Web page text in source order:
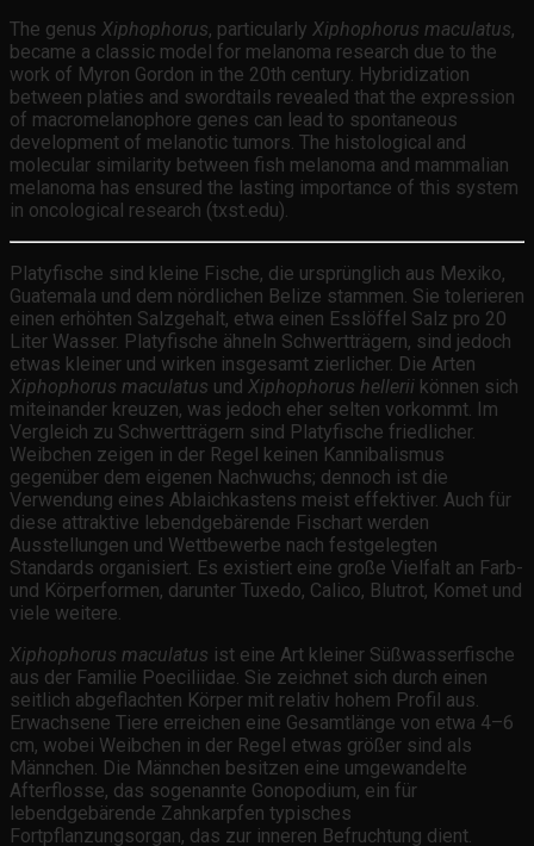
The genus Xiphophorus, particularly Xiphophorus maculatus,
became a classic model for melanoma research due to the
work of Myron Gordon in the 20th century. Hybridization
between platies and swordtails revealed that the expression
of macromelanophore genes can lead to spontaneous
development of melanotic tumors. The histological and
molecular similarity between fish melanoma and mammalian
melanoma has ensured the lasting importance of this system
in oncological research (txst.edu).
Platyfische sind kleine Fische, die ursprünglich aus Mexiko,
Guatemala und dem nördlichen Belize stammen. Sie tolerieren
einen erhöhten Salzgehalt, etwa einen Esslöffel Salz pro 20
Liter Wasser. Platyfische ähneln Schwertträgern, sind jedoch
etwas kleiner und wirken insgesamt zierlicher. Die Arten
Xiphophorus maculatus und Xiphophorus hellerii können sich
miteinander kreuzen, was jedoch eher selten vorkommt. Im
Vergleich zu Schwertträgern sind Platyfische friedlicher.
Weibchen zeigen in der Regel keinen Kannibalismus
gegenüber dem eigenen Nachwuchs; dennoch ist die
Verwendung eines Ablaichkastens meist effektiver. Auch für
diese attraktive lebendgebärende Fischart werden
Ausstellungen und Wettbewerbe nach festgelegten
Standards organisiert. Es existiert eine große Vielfalt an Farb-
und Körperformen, darunter Tuxedo, Calico, Blutrot, Komet und
viele weitere.
Xiphophorus maculatus ist eine Art kleiner Süßwasserfische
aus der Familie Poeciliidae. Sie zeichnet sich durch einen
seitlich abgeflachten Körper mit relativ hohem Profil aus.
Erwachsene Tiere erreichen eine Gesamtlänge von etwa 4–6
cm, wobei Weibchen in der Regel etwas größer sind als
Männchen. Die Männchen besitzen eine umgewandelte
Afterflosse, das sogenannte Gonopodium, ein für
lebendgebärende Zahnkarpfen typisches
Fortpflanzungsorgan, das zur inneren Befruchtung dient.